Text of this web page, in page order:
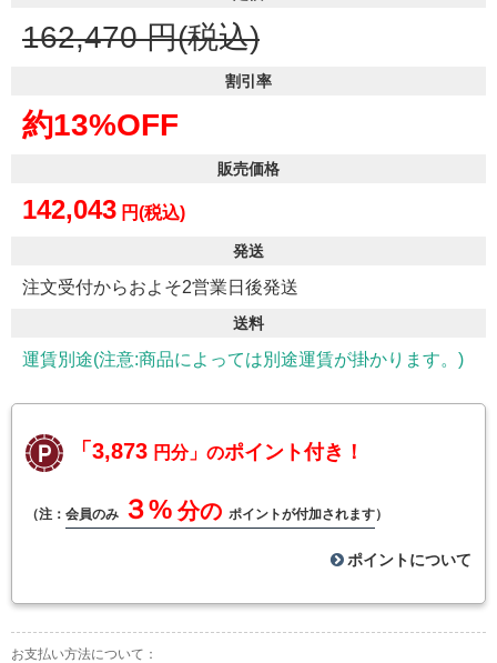
162,470 円(税込)
割引率
約13%OFF
販売価格
142,043 円(税込)
発送
注文受付からおよそ2営業日後発送
送料
運賃別途(注意:商品によっては別途運賃が掛かります。)
「3,873 円分」のポイント付き！
（注： 会員のみ ３% 分の ポイントが付加されます）
ポイントについて
お支払い方法について：